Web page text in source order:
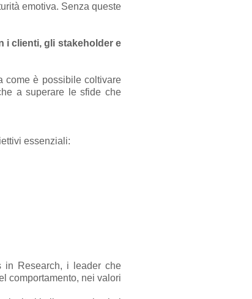
emotiva. Senza queste
i clienti, gli stakeholder e
come è possibile coltivare
a superare le sfide che
essenziali:
in Research, i leader che
comportamento, nei valori